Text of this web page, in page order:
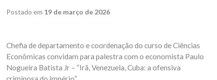
Postado em 19 de março de 2026
Chefia de departamento e coordenação do curso de Ciências
Econômicas convidam para palestra com o economista Paulo
Nogueira Batista Jr – “Irã, Venezuela, Cuba: a ofensiva